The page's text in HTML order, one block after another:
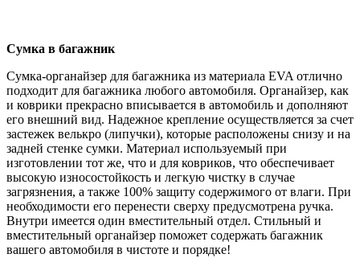
Сумка в багажник
Сумка-органайзер для багажника из материала EVA отлично
подходит для багажника любого автомобиля. Органайзер, как
и коврики прекрасно вписывается в автомобиль и дополняют
его внешний вид. Надежное крепление осуществляется за счет
застежек велькро (липучки), которые расположены снизу и на
задней стенке сумки. Материал используемый при
изготовлении тот же, что и для ковриков, что обеспечивает
высокую износостойкость и легкую чистку в случае
загрязнения, а также 100% защиту содержимого от влаги. При
необходимости его перенести сверху предусмотрена ручка.
Внутри имеется один вместительный отдел. Стильный и
вместительный органайзер поможет содержать багажник
вашего автомобиля в чистоте и порядке!